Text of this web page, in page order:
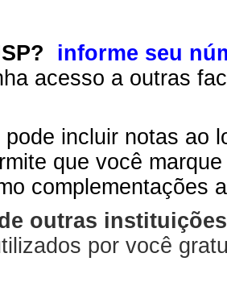
informe seu
acesso a outras
pode incluir notas ao
que você
complementações
outras
por você